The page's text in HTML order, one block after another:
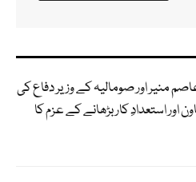
منیر اور صومالیہ کے وزیر دفاع کی
اور استعدادِ کار بڑھانے کے عزم کا